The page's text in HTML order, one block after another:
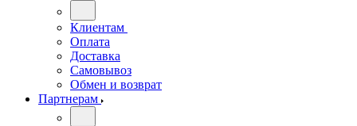
Клиентам
Оплата
Доставка
Самовывоз
Обмен и возврат
Партнерам